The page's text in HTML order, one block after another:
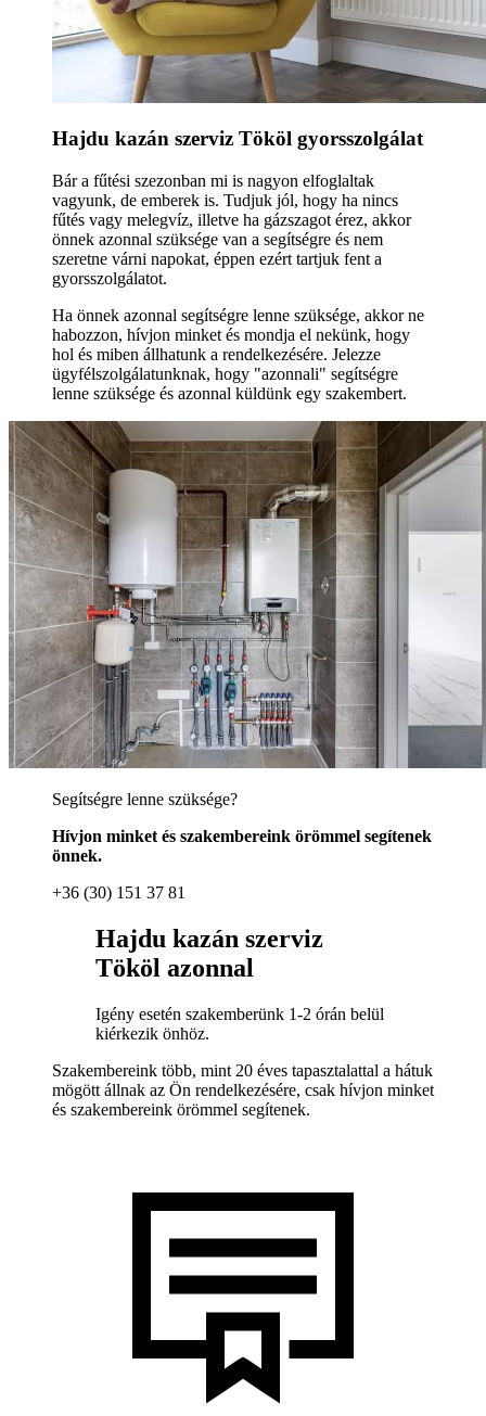
Hajdu kazán szerviz Tököl gyorsszolgálat
Bár a fűtési szezonban mi is nagyon elfoglaltak
vagyunk, de emberek is. Tudjuk jól, hogy ha nincs
fűtés vagy melegvíz, illetve ha gázszagot érez, akkor
önnek azonnal szüksége van a segítségre és nem
szeretne várni napokat, éppen ezért tartjuk fent a
gyorsszolgálatot.
Ha önnek azonnal segítségre lenne szüksége, akkor ne
habozzon, hívjon minket és mondja el nekünk, hogy
hol és miben állhatunk a rendelkezésére. Jelezze
ügyfélszolgálatunknak, hogy "azonnali" segítségre
lenne szüksége és azonnal küldünk egy szakembert.
Segítségre lenne szüksége?
Hívjon minket és szakembereink örömmel segítenek
önnek.
+36 (30) 151 37 81
Hajdu kazán szerviz
Tököl azonnal
Igény esetén szakemberünk 1-2 órán belül
kiérkezik önhöz.
Szakembereink több, mint 20 éves tapasztalattal a hátuk
mögött állnak az Ön rendelkezésére, csak hívjon minket
és szakembereink örömmel segítenek.